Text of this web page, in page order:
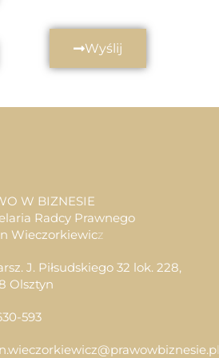
Wyślij
W BIZNESIE
Radcy Prawnego
Wieczorkiewicz
J. Piłsudskiego 32 lok. 228,
Olsztyn
593
l